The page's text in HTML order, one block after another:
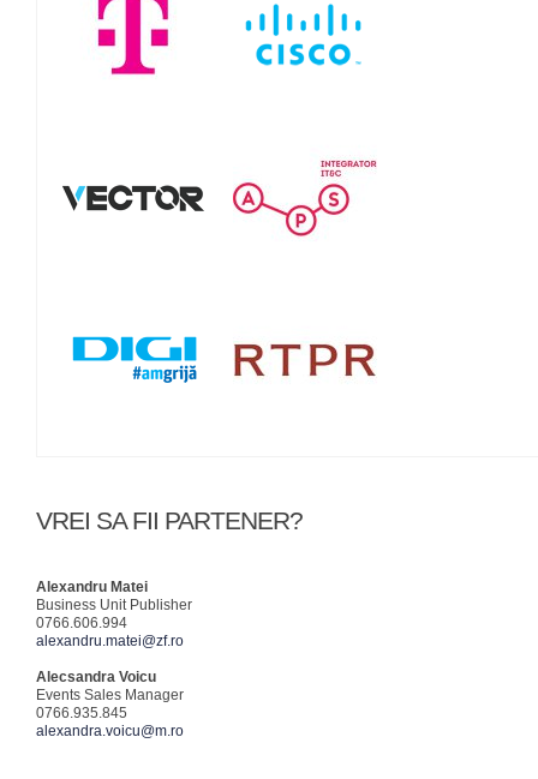
VREI SA FII PARTENER?
Alexandru Matei
Business Unit Publisher
0766.606.994
alexandru.matei@zf.ro
Alecsandra Voicu
Events Sales Manager
0766.935.845
alexandra.voicu@m.ro